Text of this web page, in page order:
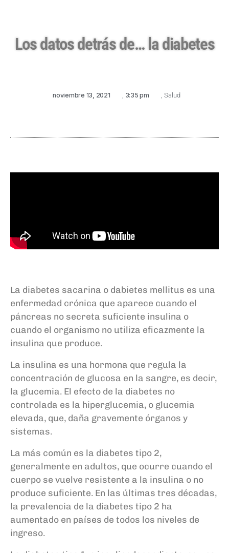
Los datos detrás de… la diabetes
noviembre 13, 2021 3:35 pm Salud
La diabetes sacarina o dabietes mellitus es una
enfermedad crónica que aparece cuando el
páncreas no secreta suficiente insulina o
cuando el organismo no utiliza eficazmente la
insulina que produce.
La insulina es una hormona que regula la
concentración de glucosa en la sangre, es decir,
la glucemia. El efecto de la diabetes no
controlada es la hiperglucemia, o glucemia
elevada, que, daña gravemente órganos y
sistemas.
La más común es la diabetes tipo 2,
generalmente en adultos, que ocurre cuando el
cuerpo se vuelve resistente a la insulina o no
produce suficiente. En las últimas tres décadas,
la prevalencia de la diabetes tipo 2 ha
aumentado en países de todos los niveles de
ingreso.